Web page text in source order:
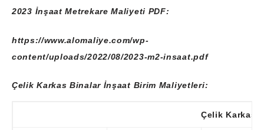
2023 İnşaat Metrekare Maliyeti PDF:
https://www.alomaliye.com/wp-
content/uploads/2022/08/2023-m2-insaat.pdf
Çelik Karkas Binalar İnşaat Birim Maliyetleri:
Çelik Karkas